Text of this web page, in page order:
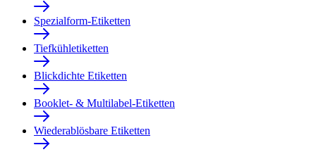
Spezialform-Etiketten
Tiefkühletiketten
Blickdichte Etiketten
Booklet- & Multilabel-Etiketten
Wiederablösbare Etiketten